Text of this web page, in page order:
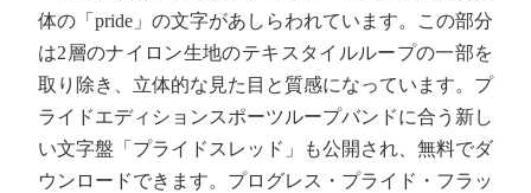
体の「pride」の文字があしらわれています。この部分
は2層のナイロン生地のテキスタイルループの一部を
取り除き、立体的な見た目と質感になっています。プ
ライドエディションスポーツループバンドに合う新し
い文字盤「プライドスレッド」も公開され、無料でダ
ウンロードできます。プログレス・プライド・フラッ